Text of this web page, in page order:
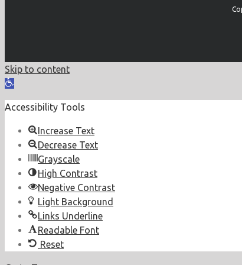
Skip to content
Open
Accessibility Tools
Increase Text
Decrease Text
Grayscale
High Contrast
Negative Contrast
Light Background
Links Underline
Readable Font
Reset